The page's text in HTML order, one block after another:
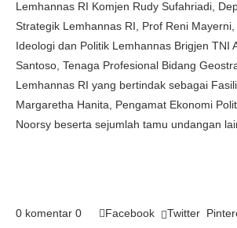
Lemhannas RI Komjen Rudy Sufahriadi,
Strategik Lemhannas RI, Prof Reni
Ideologi dan Politik Lemhannas Brigjen TNI
Santoso, Tenaga Profesional Bidang
Lemhannas RI yang bertindak sebagai
Margaretha Hanita, Pengamat Ekonomi
Noorsy beserta sejumlah tamu undangan
0 komentar 0 Facebook Twitter